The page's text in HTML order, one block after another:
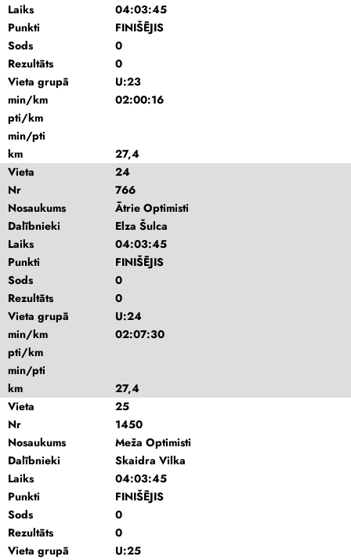
Laiks
04:03:45
Punkti
FINIŠĒJIS
Sods
0
Rezultāts
0
Vieta grupā
U:23
min/km
02:00:16
pti/km
min/pti
km
27,4
Vieta
24
Nr
766
Nosaukums
Ātrie Optimisti
Dalībnieki
Elza Šulca
Laiks
04:03:45
Punkti
FINIŠĒJIS
Sods
0
Rezultāts
0
Vieta grupā
U:24
min/km
02:07:30
pti/km
min/pti
km
27,4
Vieta
25
Nr
1450
Nosaukums
Meža Optimisti
Dalībnieki
Skaidra Vilka
Laiks
04:03:45
Punkti
FINIŠĒJIS
Sods
0
Rezultāts
0
Vieta grupā
U:25